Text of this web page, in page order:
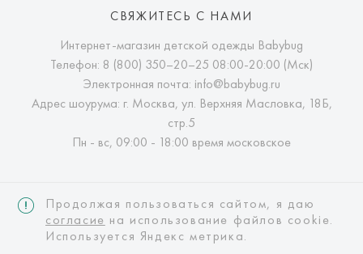
СВЯЖИТЕСЬ С НАМИ
Интернет-магазин детской одежды Babybug
Телефон: 8 (800) 350–20–25 08:00-20:00 (Мск)
Электронная почта: info@babybug.ru
Адрес шоурума: г. Москва, ул. Верхняя Масловка, 18Б,
стр.5
Пн - вс, 09:00 - 18:00 время московское
Продолжая пользоваться сайтом, я даю
согласие на использование файлов cookie.
Используется Яндекс метрика.